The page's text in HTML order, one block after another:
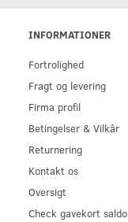
INFORMATIONER
Fortrolighed
Fragt og levering
Firma profil
Betingelser & Vilkår
Returnering
Kontakt os
Oversigt
Check gavekort saldo